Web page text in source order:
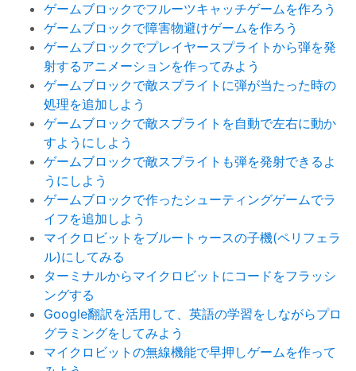
ゲームブロックでフルーツキャッチゲームを作ろう
ゲームブロックで障害物避けゲームを作ろう
ゲームブロックでプレイヤースプライトから弾を発
射するアニメーションを作ってみよう
ゲームブロックで敵スプライトに弾が当たった時の
処理を追加しよう
ゲームブロックで敵スプライトを自動で左右に動か
すようにしよう
ゲームブロックで敵スプライトも弾を発射できるよ
うにしよう
ゲームブロックで作ったシューティングゲームでラ
イフを追加しよう
マイクロビットをブルートゥースの子機(ペリフェラ
ル)にしてみる
ターミナルからマイクロビットにコードをフラッシ
ングする
Google翻訳を活用して、英語の学習をしながらプロ
グラミングをしてみよう
マイクロビットの無線機能で早押しゲームを作って